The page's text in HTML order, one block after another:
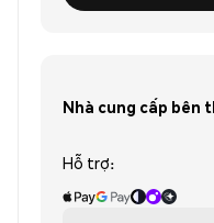
Nhà cung cấp bên
Hỗ trợ: